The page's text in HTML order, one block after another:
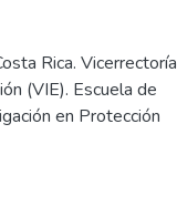
Rica. Vicerrectoría
(VIE). Escuela de
en Protección